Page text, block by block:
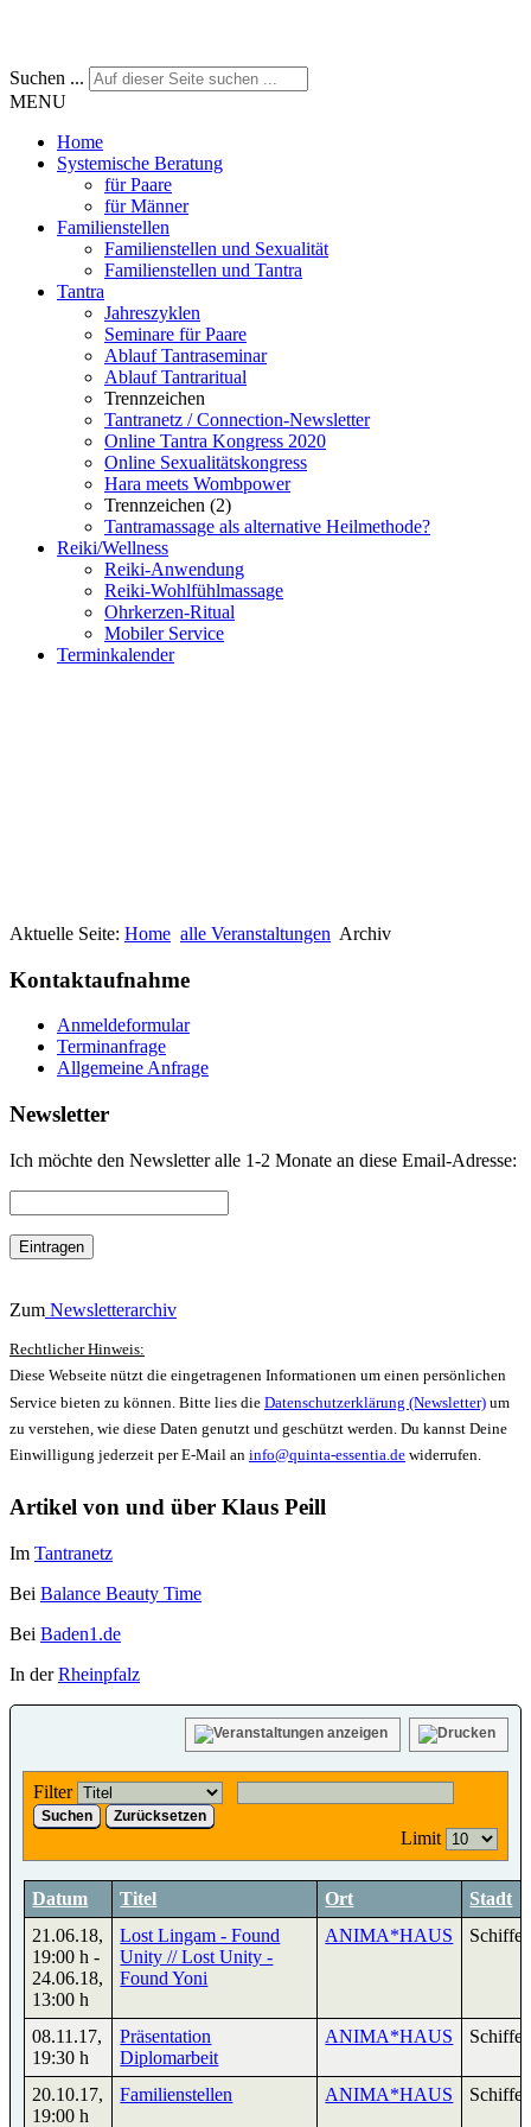
Suchen ...
MENU
Home
Systemische Beratung
für Paare
für Männer
Familienstellen
Familienstellen und Sexualität
Familienstellen und Tantra
Tantra
Jahreszyklen
Seminare für Paare
Ablauf Tantraseminar
Ablauf Tantraritual
Trennzeichen
Tantranetz / Connection-Newsletter
Online Tantra Kongress 2020
Online Sexualitätskongress
Hara meets Wombpower
Trennzeichen (2)
Tantramassage als alternative Heilmethode?
Reiki/Wellness
Reiki-Anwendung
Reiki-Wohlfühlmassage
Ohrkerzen-Ritual
Mobiler Service
Terminkalender
Aktuelle Seite: Home alle Veranstaltungen Archiv
Kontaktaufnahme
Anmeldeformular
Terminanfrage
Allgemeine Anfrage
Newsletter
Ich möchte den Newsletter alle 1-2 Monate an diese Email-Adresse:
Zum Newsletterarchiv
Rechtlicher Hinweis:
Diese Webseite nützt die eingetragenen Informationen um einen persönlichen
Service bieten zu können. Bitte lies die Datenschutzerklärung (Newsletter) um
zu verstehen, wie diese Daten genutzt und geschützt werden. Du kannst Deine
Einwilligung jederzeit per E-Mail an info@quinta-essentia.de widerrufen.
Artikel von und über Klaus Peill
Im Tantranetz
Bei Balance Beauty Time
Bei Baden1.de
In derRheinpfalz
Filter
Suchen Zurücksetzen
Limit
Datum Titel Ort
Stadt
21.06.18,
19:00 h -
24.06.18,
13:00 h
Lost Lingam - Found
Unity // Lost Unity -
Found Yoni
ANIMA*HAUS
08.11.17,
19:30 h
Präsentation
Diplomarbeit
ANIMA*HAUS
20.10.17,
19:00 h
Familienstellen ANIMA*HAUS